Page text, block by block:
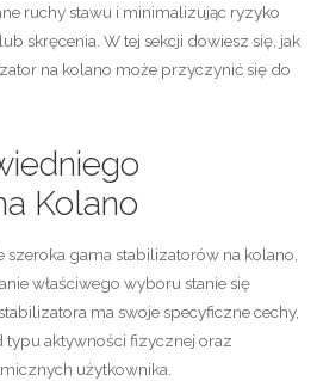
ruchy stawu i minimalizując ryzyko
skręcenia. W tej sekcji dowiesz się, jak
na kolano może przyczynić się do
Kolano
gama stabilizatorów na kolano,
właściwego wyboru stanie się
ma swoje specyficzne cechy,
typu aktywności fizycznej oraz
użytkownika.